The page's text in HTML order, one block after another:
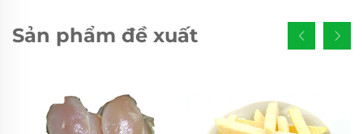
Sản phẩm đề xuất